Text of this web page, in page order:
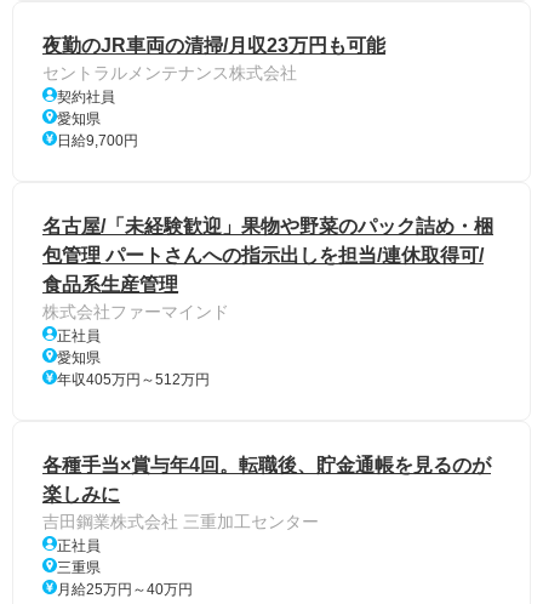
夜勤のJR車両の清掃/月収23万円も可能
セントラルメンテナンス株式会社
契約社員
愛知県
日給9,700円
名古屋/「未経験歓迎」果物や野菜のパック詰め・梱
包管理 パートさんへの指示出しを担当/連休取得可/
食品系生産管理
株式会社ファーマインド
正社員
愛知県
年収405万円～512万円
各種手当×賞与年4回。転職後、貯金通帳を見るのが
楽しみに
吉田鋼業株式会社 三重加工センター
正社員
三重県
月給25万円～40万円